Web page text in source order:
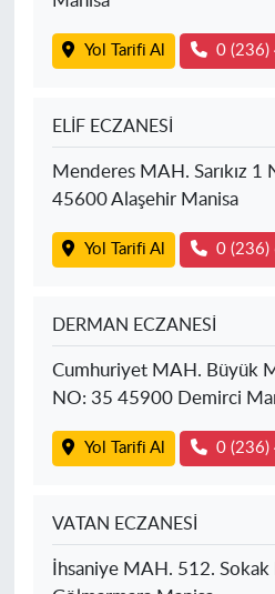
Yol Tarifi Al 0 (236)
ELİF ECZANESİ
Menderes MAH. Sarıkız 1
45600 Alaşehir Manisa
Yol Tarifi Al 0 (236)
DERMAN ECZANESİ
Cumhuriyet MAH. Büyük
NO: 35 45900 Demirci
Yol Tarifi Al 0 (236)
VATAN ECZANESİ
İhsaniye MAH. 512.